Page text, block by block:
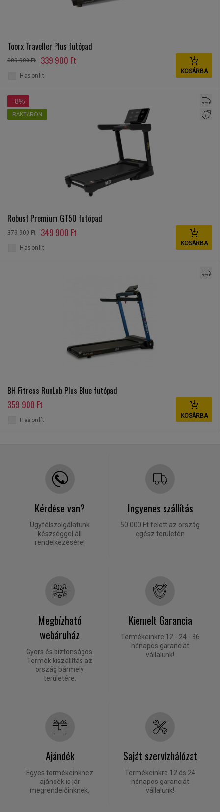
Toorx Traveller Plus futópad
389 900 Ft 339 900 Ft
KOSÁRBA
Hasonlít
-8%
RAKTÁRON
Robust Premium GT50 futópad
379 900 Ft 349 900 Ft
KOSÁRBA
Hasonlít
BH Fitness RunLab Plus Blue futópad
359 900 Ft
KOSÁRBA
Hasonlít
Kérdése van?
Ügyfélszolgálatunk
készséggel áll
rendelkezésére!
Ingyenes szállítás
50.000 Ft felett az ország
egész területén
Megbízható
webáruház
Gyors és biztonságos.
Termék kiszállítás az
ország bármely
területére.
Kiemelt Garancia
Termékeinkre 12 - 24 - 36
hónapos garanciát
vállalunk!
Ajándék
Egyes termékeinkhez
ajándék is jár
megrendelőinknek.
Saját szervízhálózat
Termékeinkre 12 és 24
hónapos garanciát
vállalunk!